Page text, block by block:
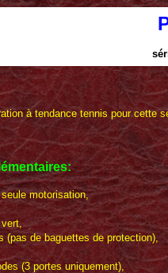
à tendance tennis pour cette
:
motorisation,
(pas de baguettes de protection),
(3 portes uniquement),